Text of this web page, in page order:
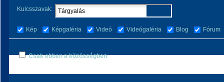
Kulcsszavak:
Kép Képgaléria Videó Videógaléria Blog Fórum
Csak ebben a közösségben